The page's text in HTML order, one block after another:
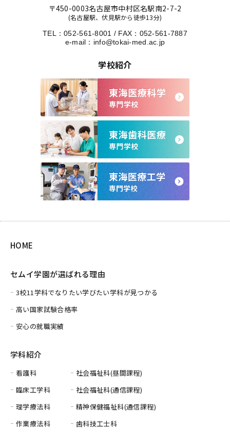
〒450-0003名古屋市中村区名駅南2-7-2
(名古屋駅、伏見駅から徒歩13分)
TEL：052-561-8001 / FAX：052-561-7887
e-mail： info@tokai-med.ac.jp
学校紹介
HOME
セムイ学園が選ばれる理由
3校11学科でなりたい学びたい学科が見つかる
高い国家試験合格率
安心の就職実績
学科紹介
看護科
臨床工学科
理学療法科
作業療法科
社会福祉科(昼間課程)
社会福祉科(通信課程)
精神保健福祉科(通信課程)
歯科技工士科